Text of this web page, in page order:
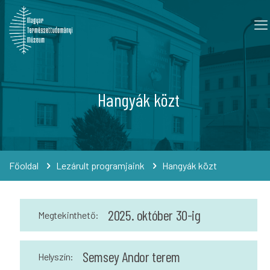
Hangyák közt
Főoldal Lezárult programjaink Hangyák közt
Megtekinthető: 2025. október 30-ig
Helyszín: Semsey Andor terem